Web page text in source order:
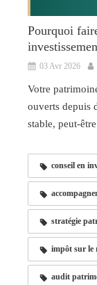
Pourquoi
03 Avr 2026
Votre
ouverts depuis
stable, peut-
conseil en
stratégie
impôt sur le
audit